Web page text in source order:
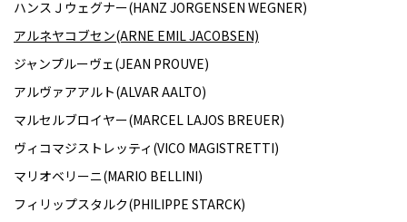
ハンスＪウェグナー(HANZ JORGENSEN WEGNER)
アルネヤコブセン(ARNE EMIL JACOBSEN)
ジャンプルーヴェ(JEAN PROUVE)
アルヴァアアルト(ALVAR AALTO)
マルセルブロイヤー(MARCEL LAJOS BREUER)
ヴィコマジストレッティ(VICO MAGISTRETTI)
マリオベリーニ(MARIO BELLINI)
フィリップスタルク(PHILIPPE STARCK)